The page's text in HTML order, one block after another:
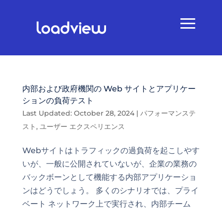
内部および政府機関の Web サイトとアプリケー
ションの負荷テスト
Last Updated: October 28, 2024| パフォーマンステ
スト, ユーザー エクスペリエンス
Webサイトはトラフィックの過負荷を起こしやす
いが、一般に公開されていないが、企業の業務の
バックボーンとして機能する内部アプリケーショ
ンはどうでしょう。 多くのシナリオでは、プライ
ベート ネットワーク上で実行され、内部チーム